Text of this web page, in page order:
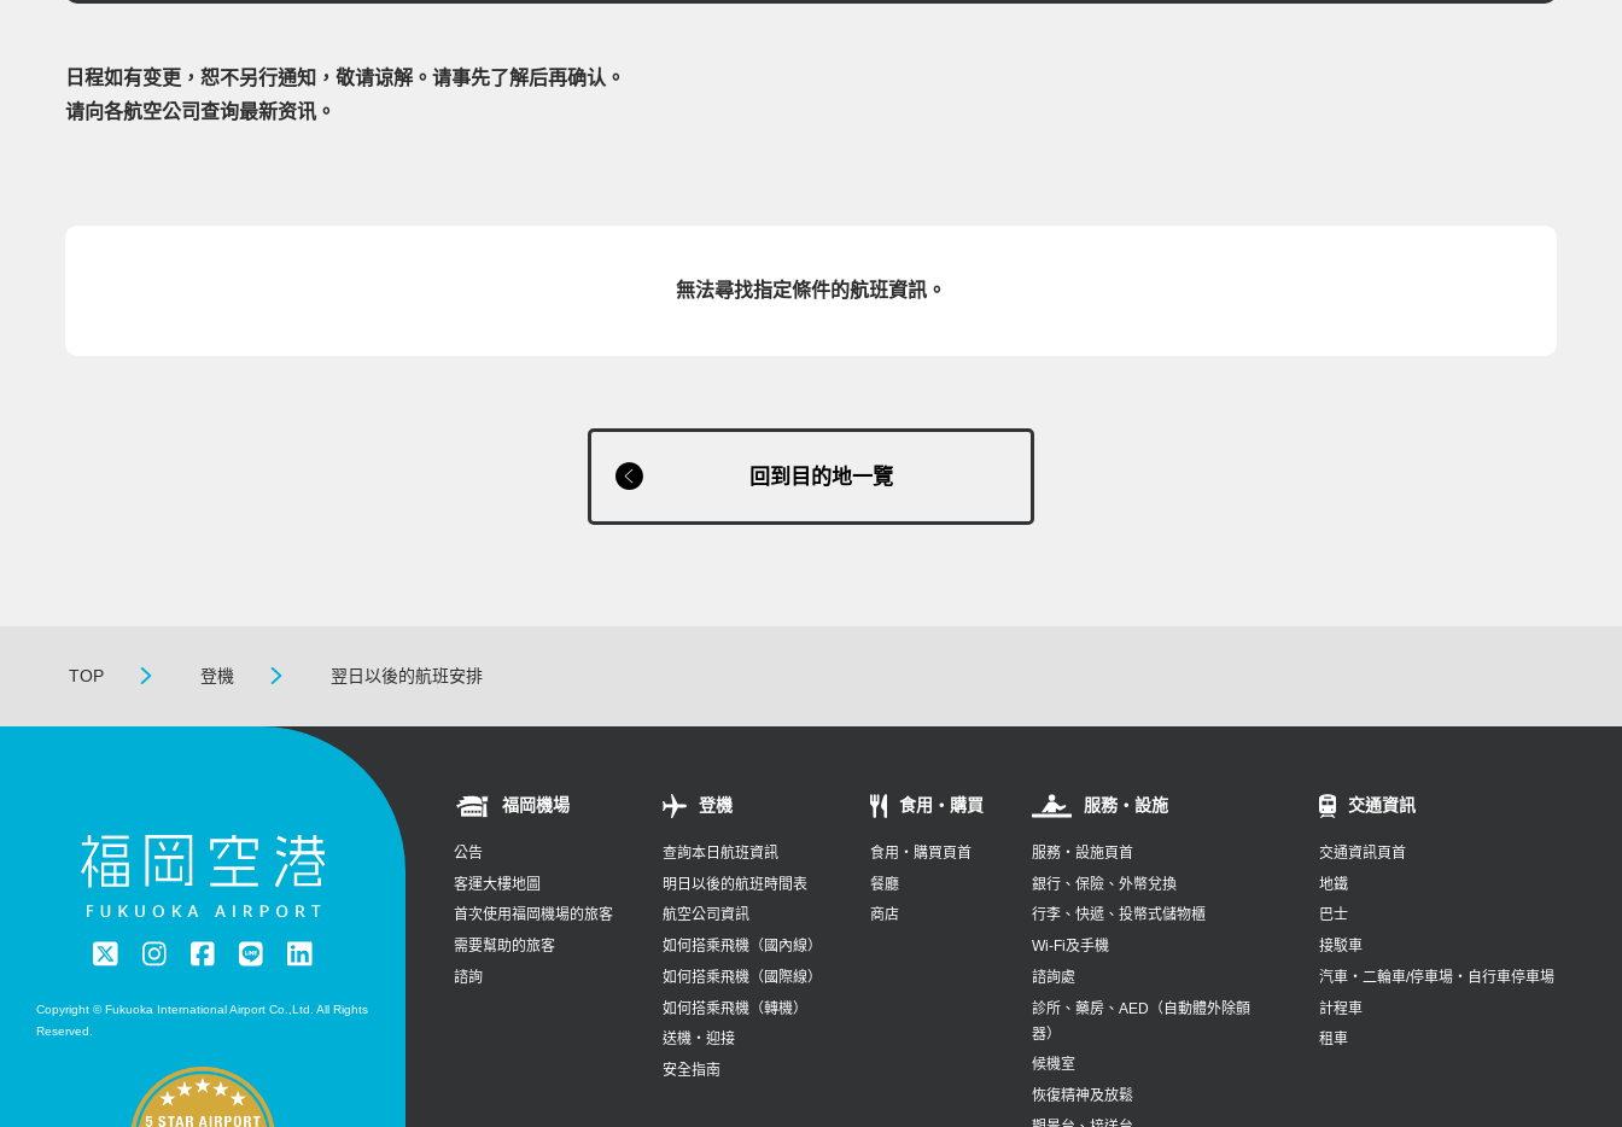
日程如有变更，恕不另行通知，敬请谅解。请事先了解后再确认。
请向各航空公司查询最新资讯。
無法尋找指定條件的航班資訊。
回到目的地一覽
TOP 登機 翌日以後的航班安排
Copyright © Fukuoka International Airport Co.,Ltd. All Rights
Reserved.
福岡機場
公告
客運大樓地圖
首次使用福岡機場的旅客
需要幫助的旅客
諮詢
登機
查詢本日航班資訊
明日以後的航班時間表
航空公司資訊
如何搭乘飛機（國內線）
如何搭乘飛機（國際線）
如何搭乘飛機（轉機）
送機・迎接
安全指南
食用・購買
食用・購買頁首
餐廳
商店
服務・設施
服務・設施頁首
銀行、保險、外幣兌換
行李、快遞、投幣式儲物櫃
Wi-Fi及手機
諮詢處
診所、藥房、AED（自動體外除顫
器）
候機室
恢復精神及放鬆
交通資訊
交通資訊頁首
地鐵
巴士
接駁車
汽車‧二輪車/停車場‧自行車停車場
計程車
租車